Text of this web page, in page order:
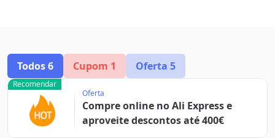
Todos6 Cupom 1 Oferta 5
Recomendar
Oferta
Compre online no Ali Express e
aproveite descontos até 400€